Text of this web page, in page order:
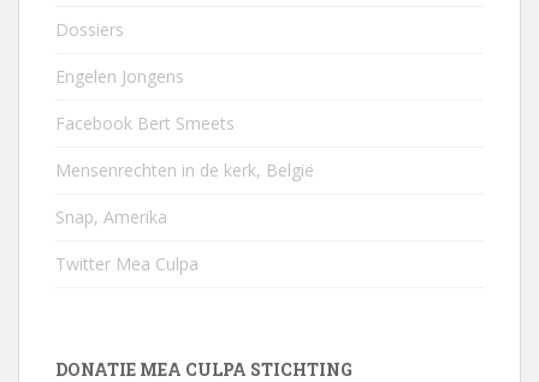
Dossiers
Engelen Jongens
Facebook Bert Smeets
Mensenrechten in de kerk, België
Snap, Amerika
Twitter Mea Culpa
DONATIE MEA CULPA STICHTING